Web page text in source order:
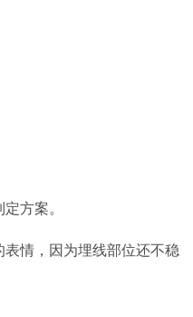
方案。
情，因为埋线部位还不稳